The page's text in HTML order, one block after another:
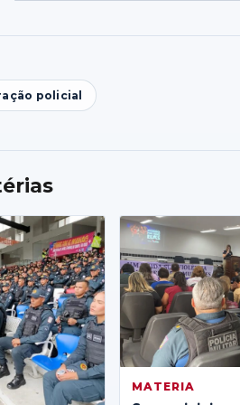
policial
MATERIA